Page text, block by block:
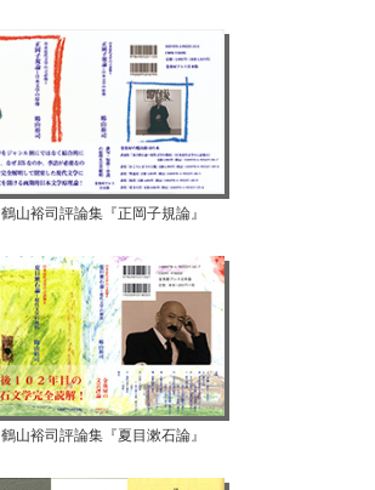
鶴山裕司評論集『正岡子規論』
鶴山裕司評論集『夏目漱石論』